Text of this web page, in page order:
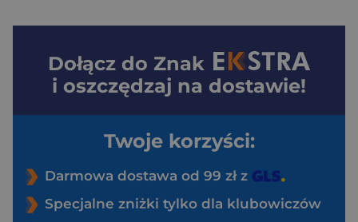
Dołącz do Znak
i oszczędzaj na dostawie!
Twoje korzyści:
Darmowa dostawa od 99 zł z
Specjalne zniżki tylko dla klubowiczów